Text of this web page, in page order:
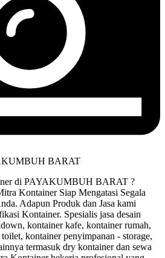
di PAYAKUMBUH BARAT ?
Kontainer Siap Mengatasi Segala
Adapun Produk dan Jasa kami
Kontainer. Spesialis jasa desain
kontainer kafe, kontainer rumah,
kontainer penyimpanan - storage,
termasuk dry kontainer dan sewa